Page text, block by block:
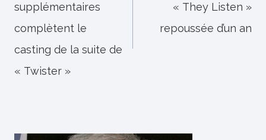
l’article
supplémentaires
complètent le
casting de la suite de
« Twister »
« They Listen »
repoussée d’un an